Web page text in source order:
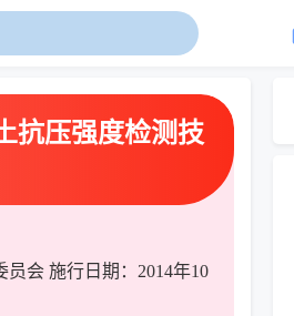
抗压强度检测技
会 施行日期：2014年10